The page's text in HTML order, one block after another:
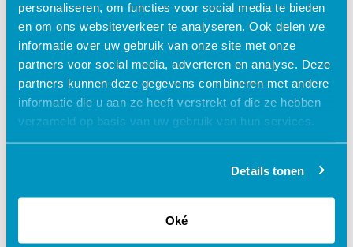
personaliseren, om functies voor social media te bieden
en om ons websiteverkeer te analyseren. Ook delen we
informatie over uw gebruik van onze site met onze
partners voor social media, adverteren en analyse. Deze
partners kunnen deze gegevens combineren met andere
informatie die u aan ze heeft verstrekt of die ze hebben
verzameld op basis van uw gebruik van hun services.
Details tonen
Oké
Accreditatiepunten worden automatisch
bijgeschreven
Gerelateerde cursussen